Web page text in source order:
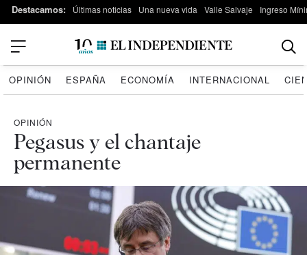
Destacamos: Últimas noticias Una nueva vida Valle Salvaje Ingreso
OPINIÓN ESPAÑA ECONOMÍA INTERNACIONAL
OPINIÓN
Pegasus y el chantaje
permanente